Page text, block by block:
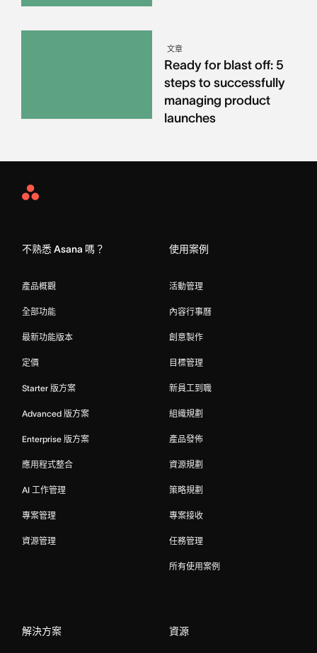
文章
Ready for blast off: 5
steps to successfully
managing product
launches
Asana
不熟悉 Asana 嗎？
產品概觀
全部功能
最新功能版本
定價
Starter 版方案
Advanced 版方案
Enterprise 版方案
應用程式整合
AI 工作管理
專案管理
資源管理
使用案例
活動管理
內容行事曆
創意製作
目標管理
新員工到職
組織規劃
產品發佈
資源規劃
策略規劃
專案接收
任務管理
所有使用案例
解決方案 資源